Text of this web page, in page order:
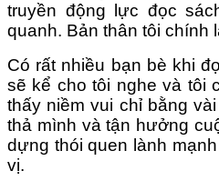
truyền động lực đọc
quanh. Bản thân tôi chính
Có rất nhiều bạn bè khi
sẽ kể cho tôi nghe và tôi
thấy niềm vui chỉ bằng
thả mình và tận hưởng
dựng thói quen lành
vị.